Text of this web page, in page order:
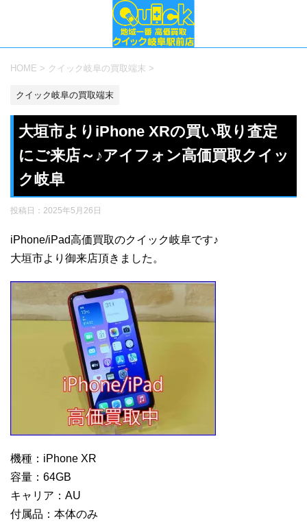
HOME > クイック岐阜の買取端末 >
クイック岐阜の買取端末
大垣市よりiPhone XRの買い取り査定
にご来店～♪アイフォン高価買取クイッ
ク岐阜
投稿日： 2025年5月26日
iPhone/iPad高価買取のクイック岐阜です♪
大垣市より御来店頂きました。
機種：iPhone XR
容量：64GB
キャリア：AU
付属品：本体のみ